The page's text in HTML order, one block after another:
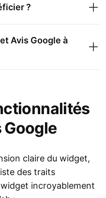
?
Avis Google à
claire du widget,
des traits
incroyablement